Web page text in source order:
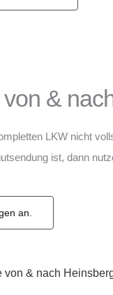
&
LKW nicht
ist, dann
an.
von & nach